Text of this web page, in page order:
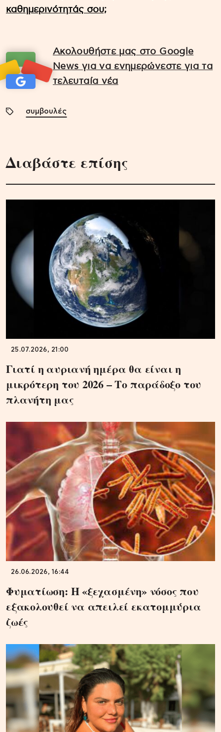
καθημερινότητάς σου;
Ακολουθήστε μας στο Google
News για να ενημερώνεστε για τα
τελευταία νέα
συμβουλές
Διαβάστε επίσης
25.07.2026, 21:00
Γιατί η αυριανή ημέρα θα είναι η
μικρότερη του 2026 – Το παράδοξο του
πλανήτη μας
26.06.2026, 16:44
Φυματίωση: Η «ξεχασμένη» νόσος που
εξακολουθεί να απειλεί εκατομμύρια
ζωές